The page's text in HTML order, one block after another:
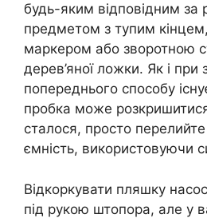
будь-яким відповідним за
предметом з тупим
маркером або зворотною
дерев’яної ложки. Як і при
попереднього способу
пробка може
сталося, просто
ємність, використовуючи
Відкоркувати пляшку
під рукою штопора, але у